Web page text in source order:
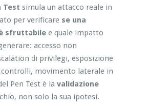
Test simula un attacco reale in
per verificare se una
sfruttabilee quale impatto
accesso non
di privilegi, esposizione
controlli, movimento laterale in
Pen Test è la validazione
non solo la sua ipotesi.